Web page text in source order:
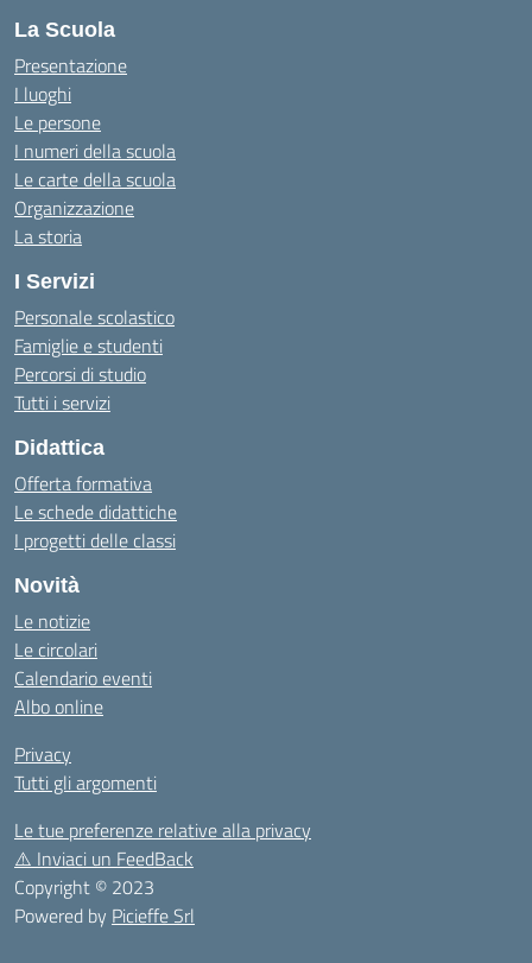
La Scuola
Presentazione
I luoghi
Le persone
I numeri della scuola
Le carte della scuola
Organizzazione
La storia
I Servizi
Personale scolastico
Famiglie e studenti
Percorsi di studio
Tutti i servizi
Didattica
Offerta formativa
Le schede didattiche
I progetti delle classi
Novità
Le notizie
Le circolari
Calendario eventi
Albo online
Privacy
Tutti gli argomenti
Le tue preferenze relative alla privacy
⚠️ Inviaci un FeedBack
Copyright © 2023
Powered by Picieffe Srl